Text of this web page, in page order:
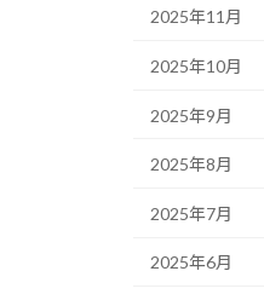
2025年11月
2025年10月
2025年9月
2025年8月
2025年7月
2025年6月